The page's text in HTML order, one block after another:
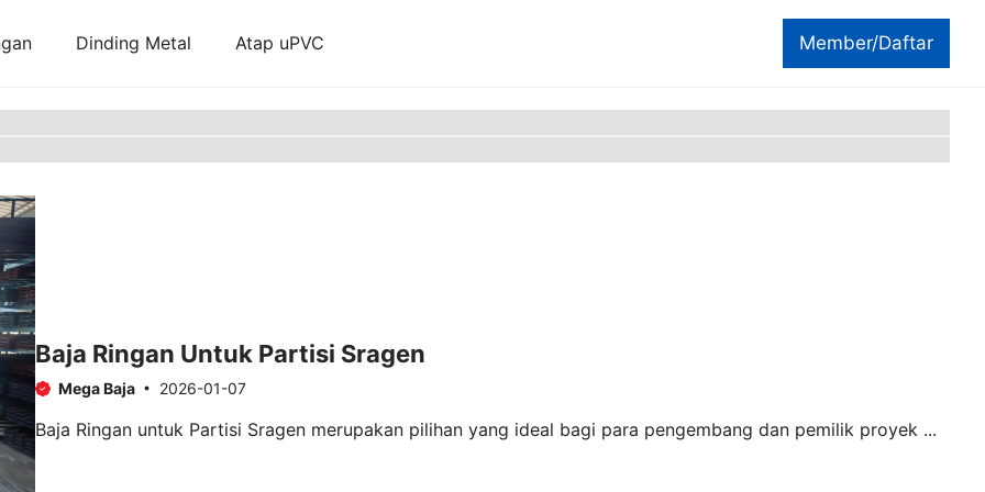
Member/Daftar
Dinding Metal Atap uPVC
Baja Ringan Untuk Partisi Sragen
Mega Baja 2026-01-07
Baja Ringan untuk Partisi Sragen merupakan pilihan yang ideal bagi para pengembang dan pemilik proyek ...